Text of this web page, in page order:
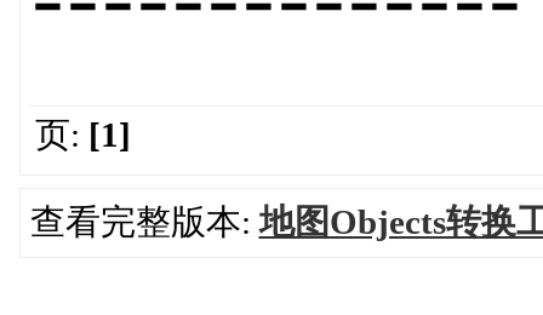
页: [1]
查看完整版本:地图Objects转换